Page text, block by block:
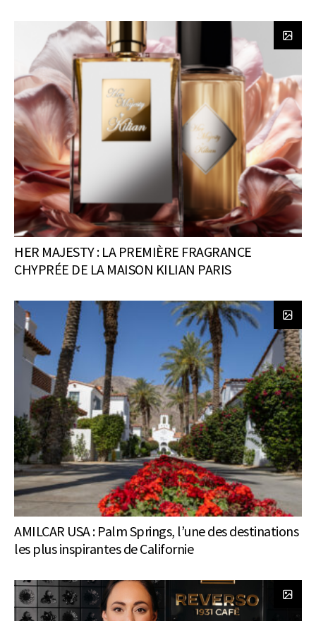
HER MAJESTY : LA PREMIÈRE FRAGRANCE
CHYPRÉE DE LA MAISON KILIAN PARIS
AMILCAR USA : Palm Springs, l’une des destinations
les plus inspirantes de Californie